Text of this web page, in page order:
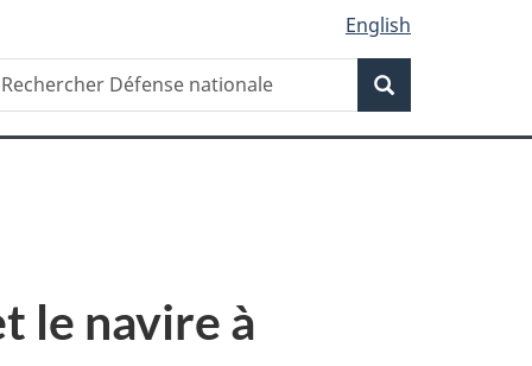
English
Recherche
le navire à